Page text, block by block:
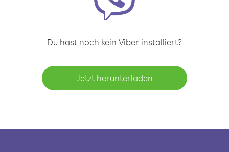
Du hast noch kein Viber installiert?
Jetzt herunterladen